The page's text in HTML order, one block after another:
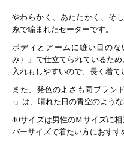
やわらかく、あたたかく、そ
糸で編まれたセーターです。
ボディとアームに縫い目の
み）」で仕立てられているた
入れもしやすいので、長く着て
また、発色のよさも同ブラン
r」は、晴れた日の青空のような
40サイズは男性のMサイズに
バーサイズで着たい方におすす